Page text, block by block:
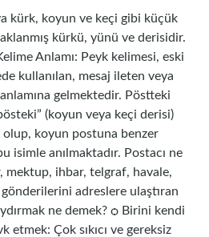
kürk, koyun ve keçi gibi küçük
kürkü, yünü ve derisidir.
Anlamı: Peyk kelimesi, eski
kullanılan, mesaj ileten veya
gelmektedir. Pöstteki
(koyun veya keçi derisi)
koyun postuna benzer
isimle anılmaktadır. Postacı ne
mektup, ihbar, telgraf, havale,
adreslere ulaştıran
ne demek? ѻ Birini kendi
etmek: Çok sıkıcı ve gereksiz